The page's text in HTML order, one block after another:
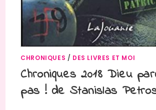
CHRONIQUES / DES LIVRES ET MOI
Chroniques 2018 Dieu
pas ! de Stanislas